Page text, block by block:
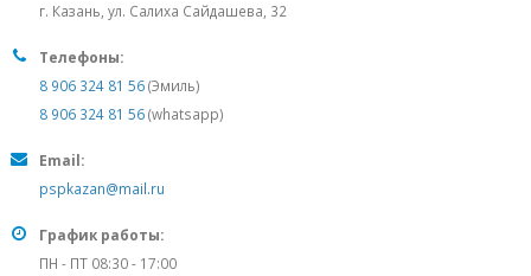
г. Казань, ул. Салиха Сайдашева, 32
Телефоны:
8 906 324 81 56(Эмиль)
8 906 324 81 56(whatsapp)
Email:
pspkazan@mail.ru
График работы:
ПН - ПТ 08:30 - 17:00